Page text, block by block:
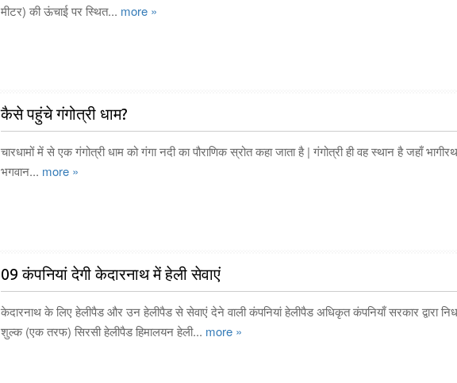
मीटर) की ऊंचाई पर स्थित... more »
कैसे पहुंचे गंगोत्री धाम?
चारधामों में से एक गंगोत्री धाम को गंगा नदी का पौराणिक स्रोत कहा जाता है | गंगोत्री ही वह स्थान है जहाँ
भगवान... more »
09 कंपनियां देगी केदारनाथ में हेली सेवाएं
केदारनाथ के लिए हेलीपैड और उन हेलीपैड से सेवाएं देने वाली कंपनियां हेलीपैड अधिकृत कंपनियाँ सरकार द्वारा
शुल्क (एक तरफ) सिरसी हेलीपैड हिमालयन हेली... more »